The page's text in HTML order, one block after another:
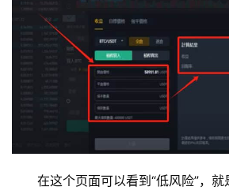
在这个页面可以看到“低风险”，就